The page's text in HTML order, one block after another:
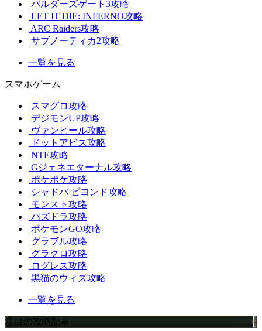
バルダーズゲート3攻略
LET IT DIE: INFERNO攻略
ARC Raiders攻略
サブノーティカ2攻略
一覧を見る
スマホゲーム
スマグロ攻略
デジモンUP攻略
ヴァンピール攻略
ドットアビス攻略
NTE攻略
Gジェネエターナル攻略
ポケポケ攻略
シャドバ ビヨンド攻略
モンスト攻略
パズドラ攻略
ポケモンGO攻略
グラブル攻略
グラクロ攻略
ログレス攻略
黒猫のウィズ攻略
一覧を見る
注目の攻略記事